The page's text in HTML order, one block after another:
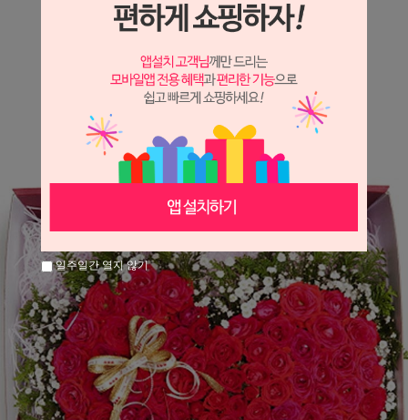
상세 정보를 확대해 보실 수 있습니다.
※ 필독해주세요 ※
는 시세 변동에 따라 가격이 달라질 수 있으니
문의 후 주문 바랍니다.
일주일간 열지 않기